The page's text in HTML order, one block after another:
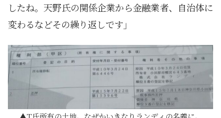
したね。天野氏の関係企業から金融業者、自治体に
変わるなどその繰り返しです」